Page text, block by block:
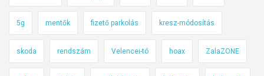
5g mentők fizető parkolás kresz-módosítás
skoda rendszám Velencei-tó hoax ZalaZONE